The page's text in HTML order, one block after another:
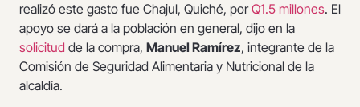
realizó este gasto fue Chajul, Quiché, porQ1.5 millones. El
apoyo se dará a la población en general, dijo en la
solicitud de la compra, Manuel Ramírez, integrante de la
Comisión de Seguridad Alimentaria y Nutricional de la
alcaldía.